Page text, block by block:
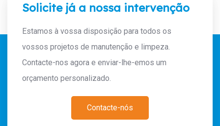
Solicite já a nossa intervenção
Estamos à vossa disposição para todos os
vossos projetos de manutenção e limpeza.
Contacte-nos agora e enviar-lhe-emos um
orçamento personalizado.
Contacte-nós